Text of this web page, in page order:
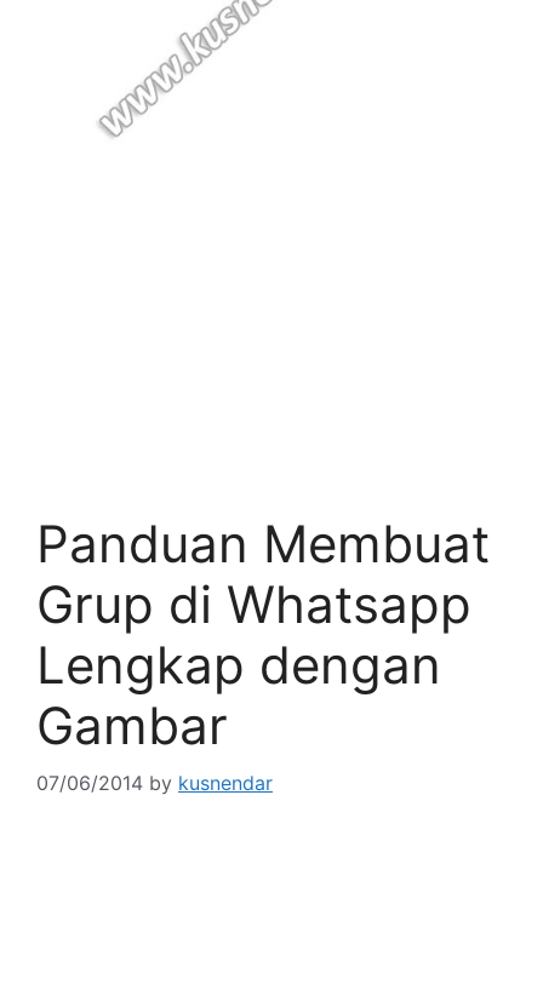
Panduan Membuat
Grup di Whatsapp
Lengkap dengan
Gambar
07/06/2014 by kusnendar